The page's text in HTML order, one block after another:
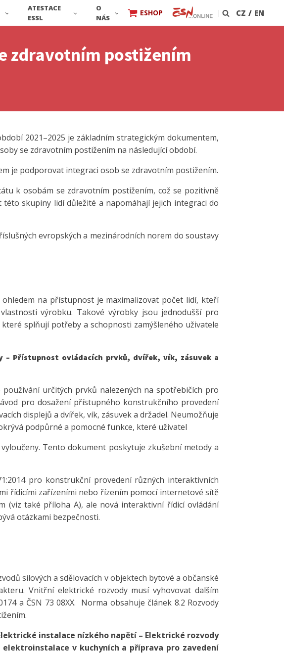
ATESTACE
ESSL
O
NÁS
ESHOP | | Vyhledávání
CZ / EN
zdravotním postižením
2021–2025 je základním strategickým dokumentem,
se zdravotním postižením na následující období.
je podporovat integraci osob se zdravotním postižením.
k osobám se zdravotním postižením, což se pozitivně
skupiny lidí důležité a napomáhají jejich integraci do
evropských a mezinárodních norem do soustavy
na přístupnost je maximalizovat počet lidí, kteří
výrobku. Takové výrobky jsou jednodušší pro
splňují potřeby a schopnosti zamýšleného uživatele
– Přístupnost ovládacích prvků, dvířek, vík, zásuvek a
určitých prvků nalezených na spotřebičích pro
pro dosažení přístupného konstrukčního provedení
displejů a dvířek, vík, zásuvek a držadel. Neumožňuje
podpůrné a pomocné funkce, které uživatel
Tento dokument poskytuje zkušební metody a
pro konstrukční provedení různých interaktivních
řídicími zařízeními nebo řízením pomocí internetové sítě
(viz také příloha A), ale nová interaktivní řídicí ovládání
otázkami bezpečnosti.
silových a sdělovacích v objektech bytové a občanské
Vnitřní elektrické rozvody musí vyhovovat dalším
a ČSN 73 08XX. Norma obsahuje článek 8.2 Rozvody
instalace nízkého napětí – Elektrické rozvody
v kuchyních a příprava pro zavedení